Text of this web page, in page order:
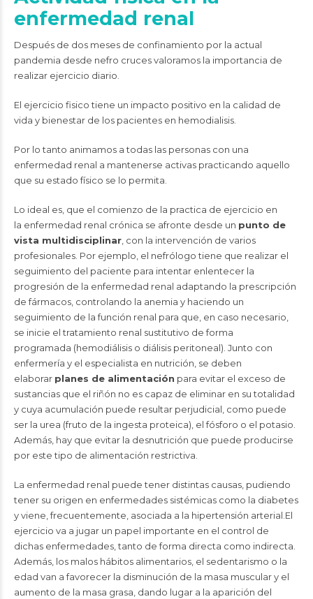
enfermedad renal
Después de dos meses de confinamiento por la actual
pandemia desde nefro cruces valoramos la importancia de
realizar ejercicio diario.
El ejercicio fisico tiene un impacto positivo en la calidad de
vida y bienestar de los pacientes en hemodialisis.
Por lo tanto animamos a todas las personas con una
enfermedad renal a mantenerse activas practicando aquello
que su estado físico se lo permita.
Lo ideal es, que el comienzo de la practica de ejercicio en
la enfermedad renal crónica se afronte desde un punto de
vista multidisciplinar , con la intervención de varios
profesionales. Por ejemplo, el nefrólogo tiene que realizar el
seguimiento del paciente para intentar enlentecer la
progresión de la enfermedad renal adaptando la prescripción
de fármacos, controlando la anemia y haciendo un
seguimiento de la función renal para que, en caso necesario,
se inicie el tratamiento renal sustitutivo de forma
programada (hemodiálisis o diálisis peritoneal) . Junto con
enfermería y el especialista en nutrición, se deben
elaborar planes de alimentación para evitar el exceso de
sustancias que el riñón no es capaz de eliminar en su totalidad
y cuya acumulación puede resultar perjudicial, como puede
ser la urea (fruto de la ingesta proteica), el fósforo o el potasio.
Además, hay que evitar la desnutrición que puede producirse
por este tipo de alimentación restrictiva.
La enfermedad renal puede tener distintas causas, pudiendo
tener su origen en enfermedades sistémicas como la diabetes
y viene, frecuentemente, asociada a la hipertensión arterial.El
ejercicio va a jugar un papel importante en el control de
dichas enfermedades, tanto de forma directa como indirecta.
Además, los malos hábitos alimentarios, el sedentarismo o la
edad van a favorecer la disminución de la masa muscular y el
aumento de la masa grasa, dando lugar a la aparición del